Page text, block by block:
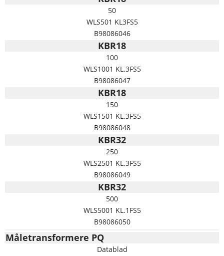
50
WLS501 KL3FS5
B98086046
KBR18
100
WLS1001 KL.3FS5
B98086047
KBR18
150
WLS1501 KL.3FS5
B98086048
KBR32
250
WLS2501 KL.3FS5
B98086049
KBR32
500
WLS5001 KL.1FS5
B98086050
Måletransformere PQ
Datablad